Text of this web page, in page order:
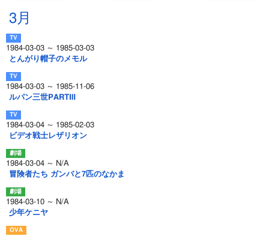
3月
1984-03-03 ～ 1985-03-03
とんがり帽子のメモル
1984-03-03 ～ 1985-11-06
ルパン三世PARTⅢ
1984-03-04 ～ 1985-02-03
ビデオ戦士レザリオン
1984-03-04 ～ N/A
冒険者たち ガンバと7匹のなかま
1984-03-10 ～ N/A
少年ケニヤ